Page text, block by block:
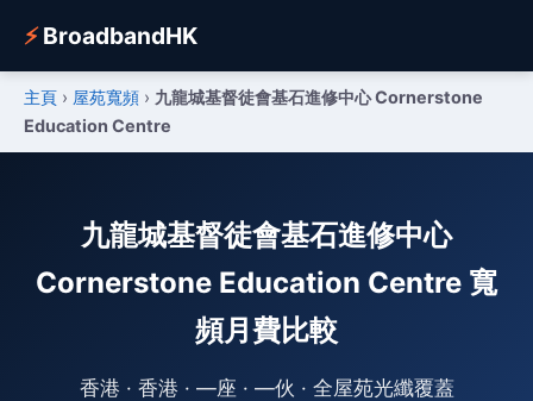
⚡BroadbandHK
主頁 › 屋苑寬頻 › 九龍城基督徒會基石進修中心 Cornerstone
Education Centre
九龍城基督徒會基石進修中心
Cornerstone Education Centre 寬
頻月費比較
香港 · 香港 · —座 · —伙 · 全屋苑光纖覆蓋